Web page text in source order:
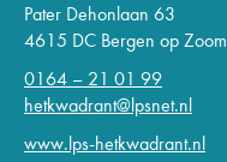
Pater Dehonlaan 63
4615 DC Bergen op Zoom
0164 – 21 01 99
hetkwadrant@lpsnet.nl
www.lps-hetkwadrant.nl